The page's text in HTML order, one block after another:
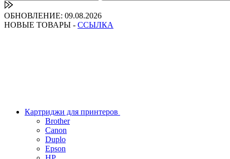
ОБНОВЛЕНИЕ: 09.08.2026
НОВЫЕ ТОВАРЫ - ССЫЛКА
Картриджи для принтеров
Brother
Canon
Duplo
Epson